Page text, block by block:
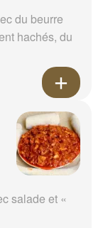
du beurre
hachés, du
salade et «